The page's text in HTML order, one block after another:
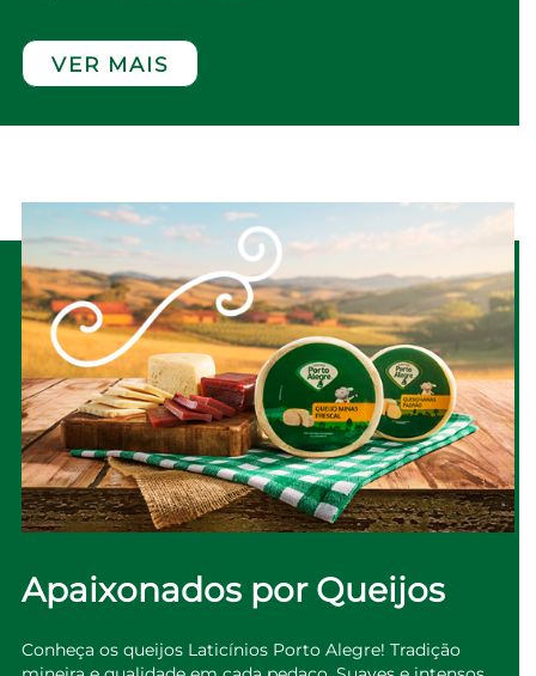
VER MAIS
Apaixonados por Queijos
Conheça os queijos Laticínios Porto Alegre! Tradição